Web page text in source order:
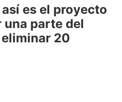
es el proyecto
una parte del
20